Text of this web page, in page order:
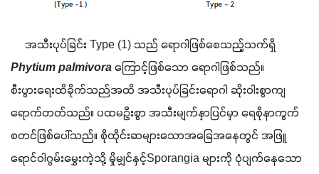
Phytium palmivora ကြောင့်ဖြစ်သော ရောဂါဖြစ်သည်။
စီးပွားရေးထိခိုက်သည်အထိ အသီးပုပ်ခြင်းရောဂါ ဆိုးဝါးစွာကျ
ရောက်တတ်သည်။ ပထမဦးစွာ အသီးမျက်နှာပြင်မှာ ရေစိုနာကွက်
စတင်ဖြစ်ပေါ်သည်။ စိုထိုင်းဆများသောအခြေအနေတွင် အဖြူ
ရောင်ဝါဂွမ်းမွှေးကဲ့သို့ မှိုမျှင်နှင့်Sporangia များကို ပုံပျက်နေသော